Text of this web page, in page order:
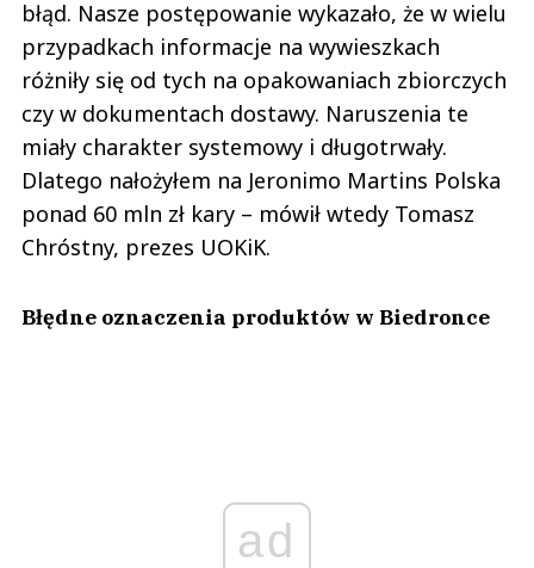
błąd. Nasze postępowanie wykazało, że w wielu
przypadkach informacje na wywieszkach
różniły się od tych na opakowaniach zbiorczych
czy w dokumentach dostawy. Naruszenia te
miały charakter systemowy i długotrwały.
Dlatego nałożyłem na Jeronimo Martins Polska
ponad 60 mln zł kary – mówił wtedy Tomasz
Chróstny, prezes UOKiK.
Błędne oznaczenia produktów w Biedronce
ad